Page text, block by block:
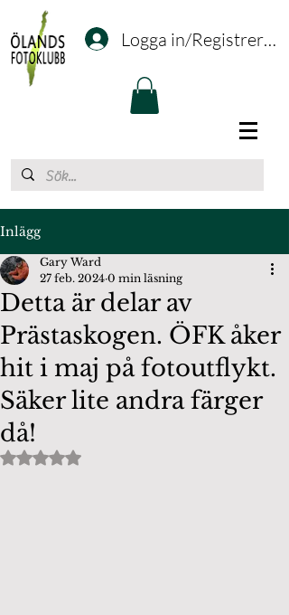
Logga in/Registrering
Inlägg
Detta är delar av
Prästaskogen. ÖFK åker
hit i maj på fotoutflykt.
Säker lite andra färger
då!
Gary Ward
27 feb. 2024 0 min läsning
Betygsatt till NaN av 5 stjärnor.